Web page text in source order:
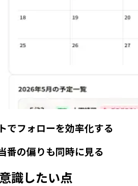
でフォローを効率化する
番の偏りも同時に見る
識したい点